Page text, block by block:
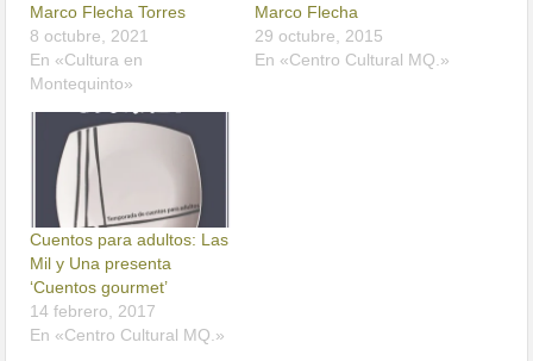
Marco Flecha Torres
8 octubre, 2021
En «Cultura en
Montequinto»
Marco Flecha
29 octubre, 2015
En «Centro Cultural MQ.»
Cuentos para adultos: Las
Mil y Una presenta
‘Cuentos gourmet’
14 febrero, 2017
En «Centro Cultural MQ.»